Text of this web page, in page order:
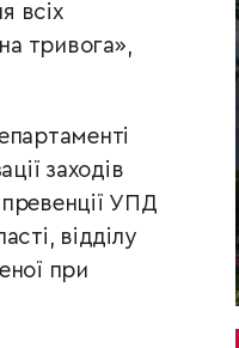
всіх
тривога»,
заходів
УПД
відділу
при